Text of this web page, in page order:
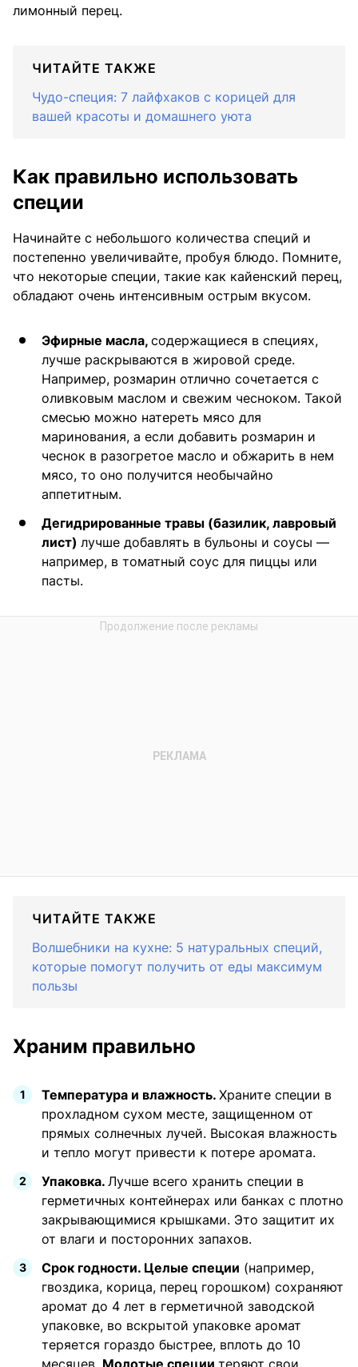
лимонный перец.
ЧИТАЙТЕ ТАКЖЕ
Чудо-специя: 7 лайфхаков с корицей для
вашей красоты и домашнего уюта
Как правильно использовать
специи
Начинайте с небольшого количества специй и
постепенно увеличивайте, пробуя блюдо. Помните,
что некоторые специи, такие как кайенский перец,
обладают очень интенсивным острым вкусом.
Эфирные масла, содержащиеся в специях,
лучше раскрываются в жировой среде.
Например, розмарин отлично сочетается с
оливковым маслом и свежим чесноком. Такой
смесью можно натереть мясо для
маринования, а если добавить розмарин и
чеснок в разогретое масло и обжарить в нем
мясо, то оно получится необычайно
аппетитным.
Дегидрированные травы (базилик, лавровый
лист) лучше добавлять в бульоны и соусы —
например, в томатный соус для пиццы или
пасты.
ЧИТАЙТЕ ТАКЖЕ
Волшебники на кухне: 5 натуральных специй,
которые помогут получить от еды максимум
пользы
Храним правильно
Температура и влажность. Храните специи в
прохладном сухом месте, защищенном от
прямых солнечных лучей. Высокая влажность
и тепло могут привести к потере аромата.
Упаковка. Лучше всего хранить специи в
герметичных контейнерах или банках с плотно
закрывающимися крышками. Это защитит их
от влаги и посторонних запахов.
Срок годности. Целые специи (например,
гвоздика, корица, перец горошком) сохраняют
аромат до 4 лет в герметичной заводской
упаковке, во вскрытой упаковке аромат
теряется гораздо быстрее, вплоть до 10
месяцев. Молотые специи теряют свои